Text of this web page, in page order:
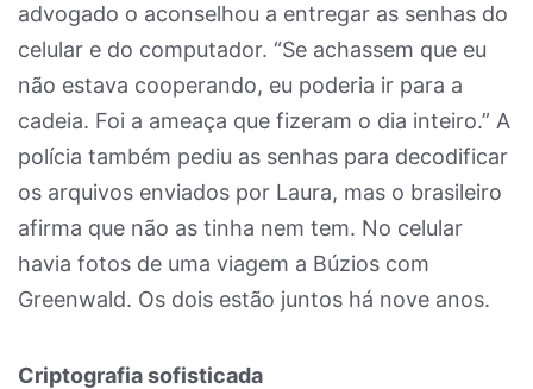
advogado o aconselhou a entregar as senhas do
celular e do computador. “Se achassem que eu
não estava cooperando, eu poderia ir para a
cadeia. Foi a ameaça que fizeram o dia inteiro.” A
polícia também pediu as senhas para decodificar
os arquivos enviados por Laura, mas o brasileiro
afirma que não as tinha nem tem. No celular
havia fotos de uma viagem a Búzios com
Greenwald. Os dois estão juntos há nove anos.
Criptografia sofisticada